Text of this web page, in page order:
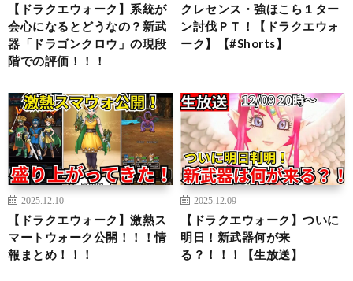
【ドラクエウォーク】系統が
会心になるとどうなの？新武
器「ドラゴンクロウ」の現段
階での評価！！！
クレセンス・強ほこら１ター
ン討伐ＰＴ！【ドラクエウォ
ーク】【#Shorts】
2025.12.10
【ドラクエウォーク】激熱ス
マートウォーク公開！！！情
報まとめ！！！
2025.12.09
【ドラクエウォーク】ついに
明日！新武器何が来
る？！！！【生放送】